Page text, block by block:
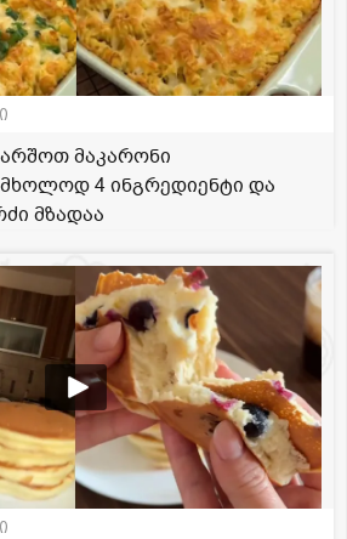
მაკარონი
4 ინგრედიენტი და
მზადაა